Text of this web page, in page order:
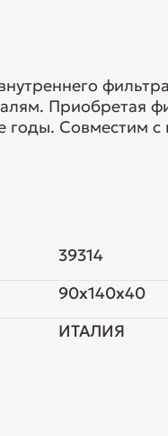
Приобретая
годы. Совместим
39314
90x140x40
ИТАЛИЯ